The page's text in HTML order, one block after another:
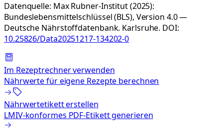
Datenquelle: Max Rubner-Institut (2025):
Bundeslebensmittelschlüssel (BLS), Version 4.0 —
Deutsche Nährstoffdatenbank. Karlsruhe. DOI:
10.25826/Data20251217-134202-0
Im Rezeptrechner verwenden
Nährwerte für eigene Rezepte berechnen
Nährwertetikett erstellen
LMIV-konformes PDF-Etikett generieren